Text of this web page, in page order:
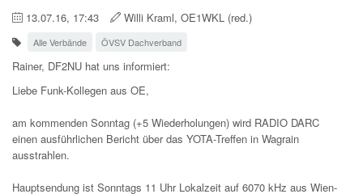
13.07.16, 17:43 Willi Kraml, OE1WKL (red.)
Alle Verbände ÖVSV Dachverband
Rainer, DF2NU hat uns informiert:
Liebe Funk-Kollegen aus OE,
am kommenden Sonntag (+5 Wiederholungen) wird RADIO DARC
einen ausführlichen Bericht über das YOTA-Treffen in Wagrain
ausstrahlen.
Hauptsendung ist Sonntags 11 Uhr Lokalzeit auf 6070 kHz aus Wien-